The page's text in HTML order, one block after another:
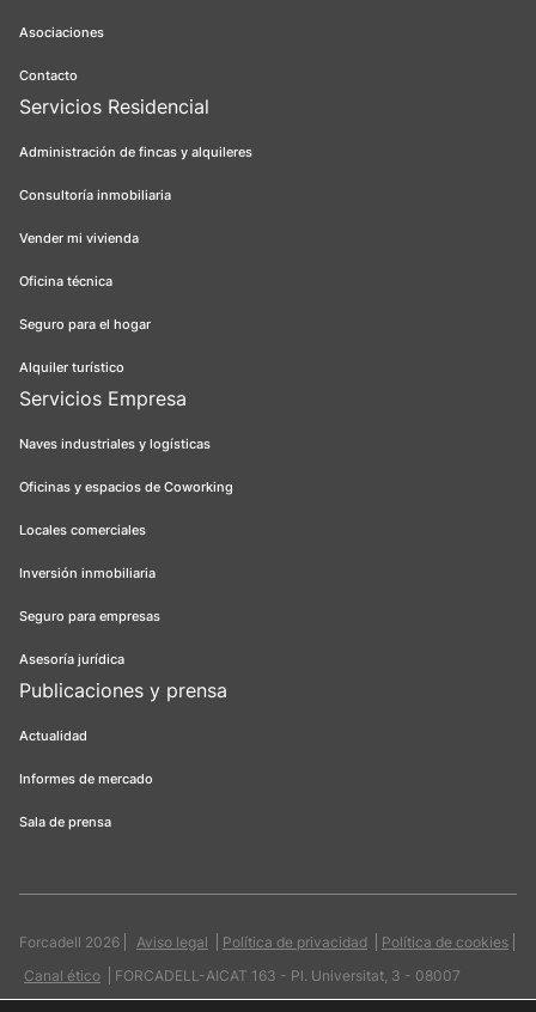
Asociaciones
Contacto
Servicios Residencial
Administración de fincas y alquileres
Consultoría inmobiliaria
Vender mi vivienda
Oficina técnica
Seguro para el hogar
Alquiler turístico
Servicios Empresa
Naves industriales y logísticas
Oficinas y espacios de Coworking
Locales comerciales
Inversión inmobiliaria
Seguro para empresas
Asesoría jurídica
Publicaciones y prensa
Actualidad
Informes de mercado
Sala de prensa
Forcadell 2026 Aviso legal Política de privacidad
Política de cookies
Canal ético
FORCADELL-AICAT 163 - Pl. Universitat, 3 - 08007